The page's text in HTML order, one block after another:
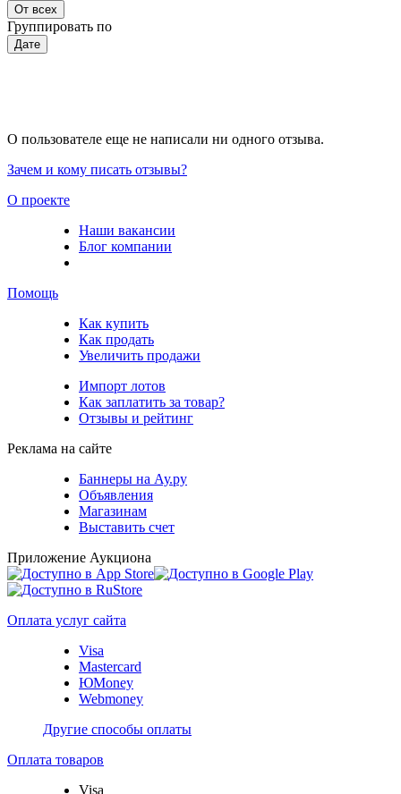
От всех
Группировать по
Дате
О пользователе еще не написали ни одного отзыва.
Зачем и кому писать отзывы?
О проекте
Наши вакансии
Блог компании
Помощь
Как купить
Как продать
Увеличить продажи
Импорт лотов
Как заплатить за товар?
Отзывы и рейтинг
Реклама на сайте
Баннеры на Ау.ру
Объявления
Магазинам
Выставить счет
Приложение Аукциона
Оплата услуг сайта
Visa
Mastercard
ЮMoney
Webmoney
Другие способы оплаты
Оплата товаров
Visa